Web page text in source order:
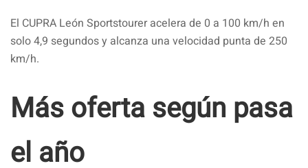
El CUPRA León Sportstourer acelera de 0 a 100 km/h en
solo 4,9 segundos y alcanza una velocidad punta de 250
km/h.
Más oferta según pasa
el año